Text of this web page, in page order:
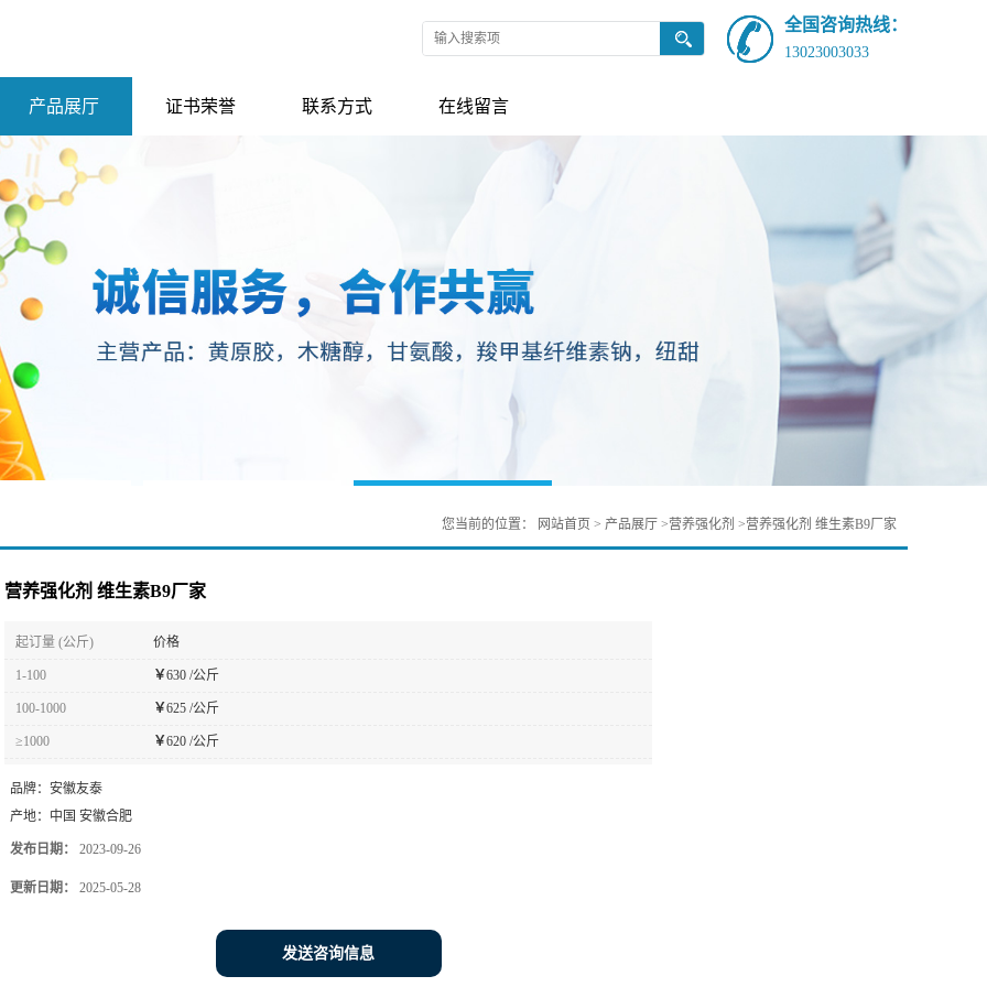
全国咨询热线：
13023003033
产品展厅 证书荣誉 联系方式 在线留言
您当前的位置： 网站首页 > 产品展厅 >营养强化剂 >营养强化剂 维生素B9厂家
营养强化剂 维生素B9厂家
起订量 (公斤) 价格
1-100 ￥630 /公斤
100-1000 ￥625 /公斤
≥1000 ￥620 /公斤
品牌： 安徽友泰
产地： 中国 安徽合肥
发布日期： 2023-09-26
更新日期： 2025-05-28
发送咨询信息